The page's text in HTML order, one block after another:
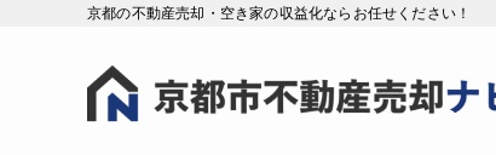
京都の不動産売却・空き家の収益化ならお任せください！